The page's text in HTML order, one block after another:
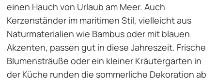
einen Hauch von Urlaub am Meer. Auch
Kerzenständer im maritimen Stil, vielleicht aus
Naturmaterialien wie Bambus oder mit blauen
Akzenten, passen gut in diese Jahreszeit. Frische
Blumensträuße oder ein kleiner Kräutergarten in
der Küche runden die sommerliche Dekoration ab